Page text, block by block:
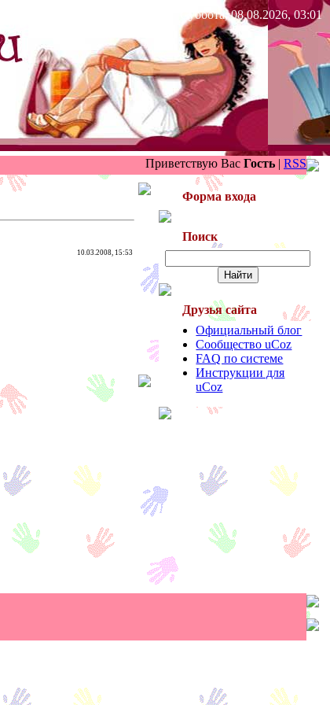
Суббота, 08.08.2026, 03:01
Приветствую Вас Гость | RSS
10.03.2008, 15:53
Форма входа
Поиск
Друзья сайта
Официальный блог
Сообщество uCoz
FAQ по системе
Инструкции для
uCoz